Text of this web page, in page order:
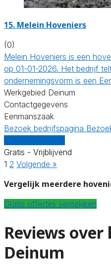
15. Melein Hoveniers
(0)
Melein Hoveniers is een
op 01-01-2026. Het bedrijf
ondernemingsvorm is een
Werkgebied Deinum
Contactgegevens
Eenmanszaak
Bezoek bedrijfspagina
Gratis - Vrijblijvend
1 2 Volgende »
Vergelijk meerdere
Gratis offertes vergelijken
Reviews
Deinum